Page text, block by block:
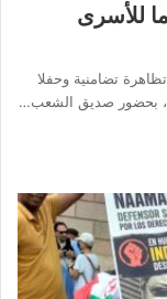
للأسرى
تضامنية وحفلا
بحضور صديق الشعب…